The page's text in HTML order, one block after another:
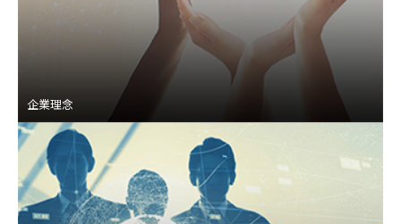
企業理念